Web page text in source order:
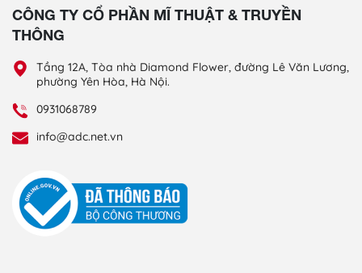
CÔNG TY CỔ PHẦN MĨ THUẬT & TRUYỀN
THÔNG
Tầng 12A, Tòa nhà Diamond Flower, đường Lê Văn Lương,
phường Yên Hòa, Hà Nội.
0931068789
info@adc.net.vn